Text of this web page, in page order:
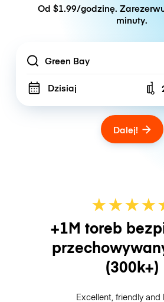
Od $1.99/godzinę.
minuty.
Location
Dzisiaj
Dalej!
★★★★
+1M toreb
(300k+)
Excellent, friendly and